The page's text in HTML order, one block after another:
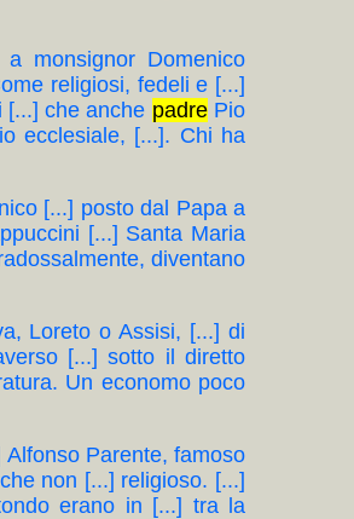
monsignor Domenico
religiosi, fedeli e [...]
[...] che anche padrePio
ecclesiale, [...]. Chi ha
[...] posto dal Papa a
[...] Santa Maria
diventano
Loreto o Assisi, [...] di
[...] sotto il diretto
Un economo poco
Parente, famoso
non [...] religioso. [...]
erano in [...] tra la